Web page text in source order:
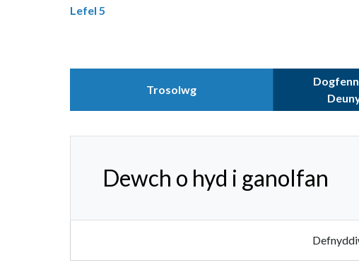
Lefel 5
Trosolwg
Dewch o hyd i ganolfan